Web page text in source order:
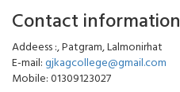
Contact information
Addeess :, Patgram, Lalmonirhat
E-mail:gjkagcollege@gmail.com
Mobile: 01309123027